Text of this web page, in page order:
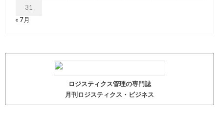
31
« 7月
ロジスティクス管理の専門誌
月刊ロジスティクス・ビジネス